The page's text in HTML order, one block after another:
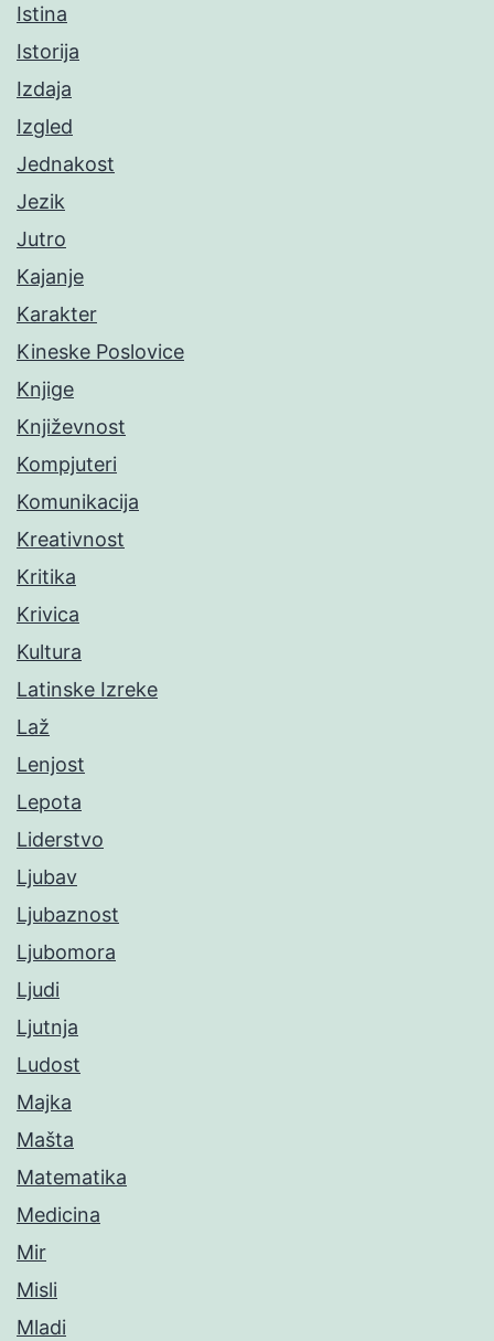
Istina
Istorija
Izdaja
Izgled
Jednakost
Jezik
Jutro
Kajanje
Karakter
Kineske Poslovice
Knjige
Književnost
Kompjuteri
Komunikacija
Kreativnost
Kritika
Krivica
Kultura
Latinske Izreke
Laž
Lenjost
Lepota
Liderstvo
Ljubav
Ljubaznost
Ljubomora
Ljudi
Ljutnja
Ludost
Majka
Mašta
Matematika
Medicina
Mir
Misli
Mladi